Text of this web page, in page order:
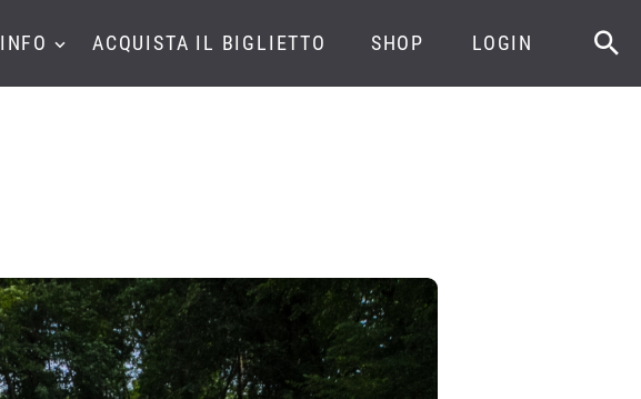
INFO ACQUISTA IL BIGLIETTO SHOP LOGIN